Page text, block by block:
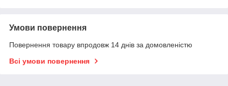
Умови повернення
Повернення товару впродовж 14 днів за домовленістю
Всі умови повернення